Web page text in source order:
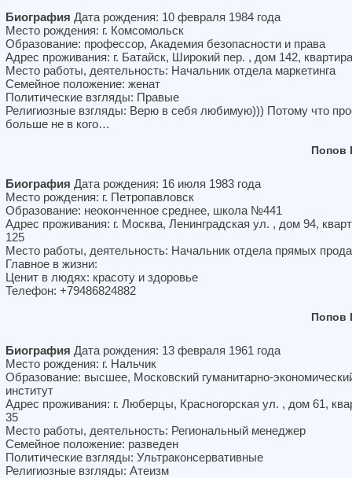
Биография Дата рождения: 10 февраля 1984 года
Место рождения: г. Комсомольск
Образование: профессор, Академия безопасности и права
Адрес проживания: г. Батайск, Широкий пер. , дом 142,
Место работы, деятельность: Начальник отдела маркетинга
Семейное положение: женат
Политические взгляды: Правые
Религиозные взгляды: Верю в себя любимую))) Потому что
больше не в кого…
Попов
Биография Дата рождения: 16 июля 1983 года
Место рождения: г. Петропавловск
Образование: неоконченное среднее, школа №441
Адрес проживания: г. Москва, Ленинградская ул. , дом 94,
125
Место работы, деятельность: Начальник отдела прямых
Главное в жизни:
Ценит в людях: красоту и здоровье
Телефон: +79486824882
Попов
Биография Дата рождения: 13 февраля 1961 года
Место рождения: г. Нальчик
Образование: высшее, Московский гуманитарно-
институт
Адрес проживания: г. Люберцы, Красногорская ул. , дом 61,
35
Место работы, деятельность: Региональный менеджер
Семейное положение: разведен
Политические взгляды: Ультраконсервативные
Религиозные взгляды: Атеизм